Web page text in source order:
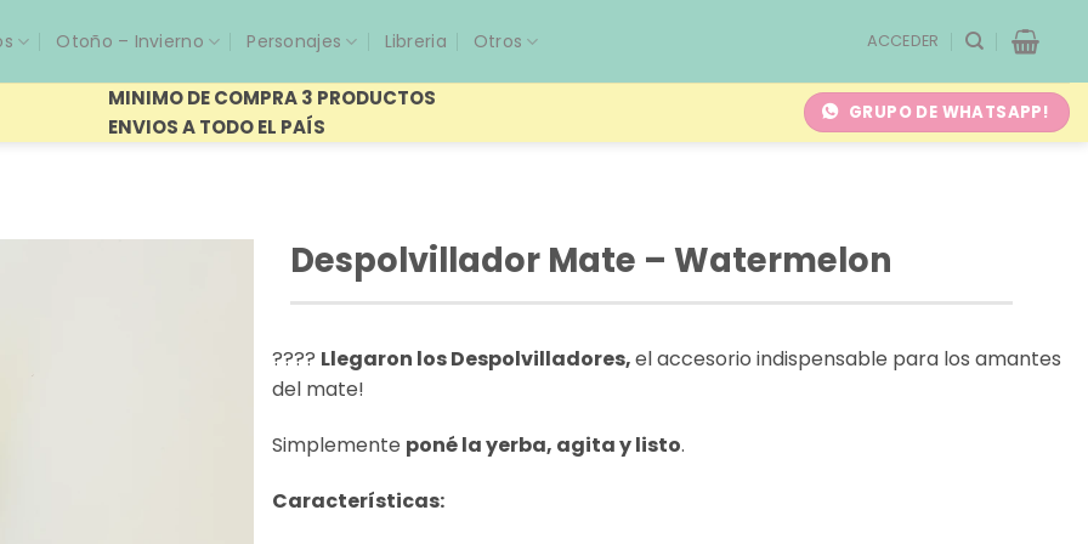
Otoño – Invierno Personajes Libreria Otros ACCEDER
MINIMO DE COMPRA 3 PRODUCTOS
ENVIOS A TODO EL PAÍS
GRUPO DE WHATSAPP!
Despolvillador Mate – Watermelon
????️ Llegaron los Despolvilladores,el accesorio indispensable para los amantes
del mate!
Simplemente poné la yerba, agita y listo.
Características: